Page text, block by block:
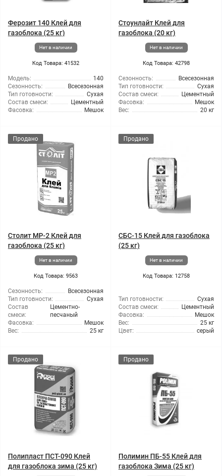
Ферозит 140 Клей для
газоблока (25 кг)
Нет в наличии
Код Товара: 41532
Модель:
140
Сезонность:
Всесезонная
Тип готовности:
Сухая
Состав смеси:
Цементный
Фасовка:
Мешок
Стоунлайт Клей для
газоблока (20 кг)
Нет в наличии
Код Товара: 42798
Сезонность:
Всесезонная
Тип готовности:
Сухая
Состав смеси:
Цементный
Фасовка:
Мешок
Вес:
20 кг
Продано
Столит МР-2 Клей для
газоблока (25 кг)
Нет в наличии
Код Товара: 9563
Сезонность:
Всесезонная
Тип готовности:
Сухая
Состав
смеси:
Цементно-
песчаный
Фасовка:
Мешок
Вес:
25 кг
Продано
СБС-15 Клей для газоблока
(25 кг)
Нет в наличии
Код Товара: 12758
Тип готовности:
Сухая
Состав смеси:
Цементный
Фасовка:
Мешок
Вес:
25 кг
Цвет:
серый
Продано
Полипласт ПСТ-090 Клей
для газоблока зима (25 кг)
Продано
Полимин ПБ-55 Клей для
газоблока Зима (25 кг)